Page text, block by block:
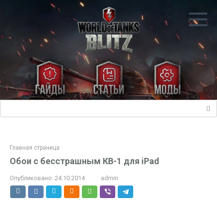
Главная страница
Обои с бесстрашным КВ-1 для iPad
Опубликовано: 24.10.2014 admin